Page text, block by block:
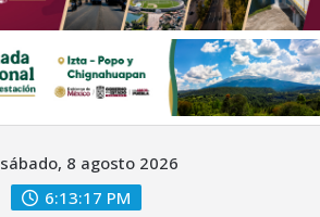
sábado, 8 agosto 2026
6:13:19 PM